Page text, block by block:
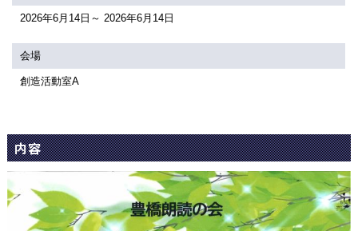
アクセシビリティ/
サービス
会員制度のご案内
座席表
プラットニュース
交通アクセス お問合せ
サイトマップ トップに戻る
2026年6月14日～ 2026年6月14日
会場
創造活動室A
内容